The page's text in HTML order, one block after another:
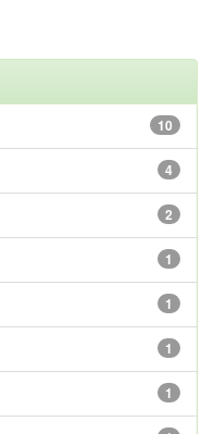
10
4
2
1
1
1
1